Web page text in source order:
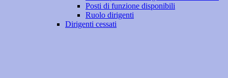
Posti di funzione disponibili
Ruolo dirigenti
Dirigenti cessati